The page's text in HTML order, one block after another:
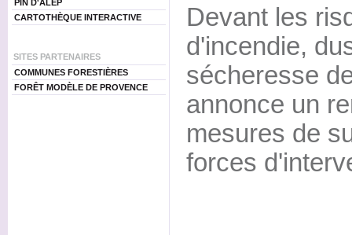
PIN D'ALEP
CARTOTHÈQUE INTERACTIVE
SITES PARTENAIRES
COMMUNES FORESTIÈRES
FORÊT MODÈLE DE PROVENCE
Devant les
d'incendie,
sécheresse
annonce un
mesures de
forces